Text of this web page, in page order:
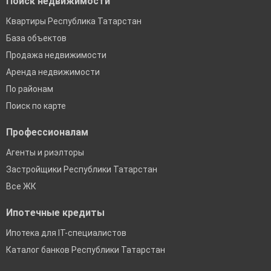
Квартиры Республика Татарстан
База объектов
Продажа недвижимости
Аренда недвижимости
По районам
Поиск по карте
Профессионалам
Агенты и риэлторы
Застройщики Республики Татарстан
Все ЖК
Ипотечные кредиты
Ипотека для IT-специалистов
Каталог банков Республики Татарстан